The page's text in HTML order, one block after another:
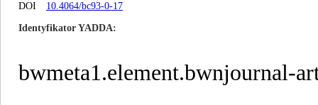
DOI 10.4064/bc93-0-17
Identyfikator YADDA
bwmeta1.element.bwnjournal-